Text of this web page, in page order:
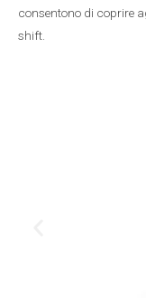
consentono di coprire
shift.